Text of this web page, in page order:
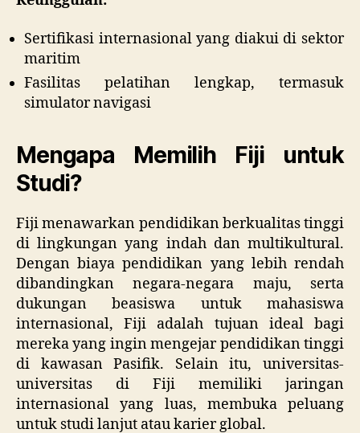
Sertifikasi internasional yang diakui di sektor
maritim
Fasilitas pelatihan lengkap, termasuk
simulator navigasi
Mengapa Memilih Fiji untuk
Studi?
Fiji menawarkan pendidikan berkualitas tinggi
di lingkungan yang indah dan multikultural.
Dengan biaya pendidikan yang lebih rendah
dibandingkan negara-negara maju, serta
dukungan beasiswa untuk mahasiswa
internasional, Fiji adalah tujuan ideal bagi
mereka yang ingin mengejar pendidikan tinggi
di kawasan Pasifik. Selain itu, universitas-
universitas di Fiji memiliki jaringan
internasional yang luas, membuka peluang
untuk studi lanjut atau karier global.